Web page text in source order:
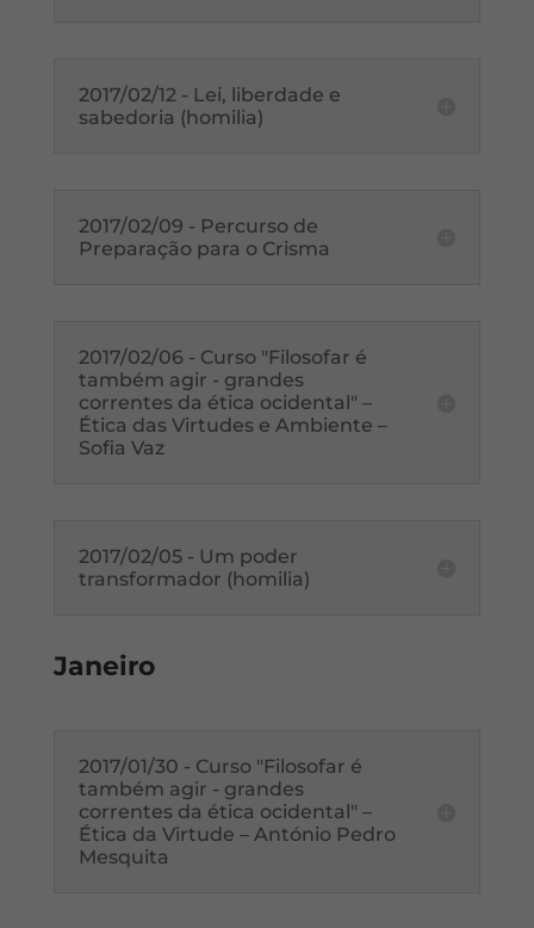
2017/02/12 - Lei, liberdade e
sabedoria (homilia)
2017/02/09 - Percurso de
Preparação para o Crisma
2017/02/06 - Curso "Filosofar é
também agir - grandes
correntes da ética ocidental" –
Ética das Virtudes e Ambiente –
Sofia Vaz
2017/02/05 - Um poder
transformador (homilia)
Janeiro
2017/01/30 - Curso "Filosofar é
também agir - grandes
correntes da ética ocidental" –
Ética da Virtude – António Pedro
Mesquita